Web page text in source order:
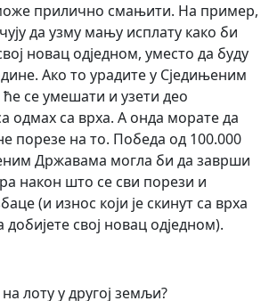
прилично смањити. На пример,
да узму мању исплату како би
новац одједном, уместо да буду
Ако то урадите у Сједињеним
се умешати и узети део
одмах са врха. А онда морате да
порезе на то. Победа од 100.000
Државама могла би да заврши
након што се сви порези и
(и износ који је скинут са врха
добијете свој новац одједном).
лоту у другој земљи?